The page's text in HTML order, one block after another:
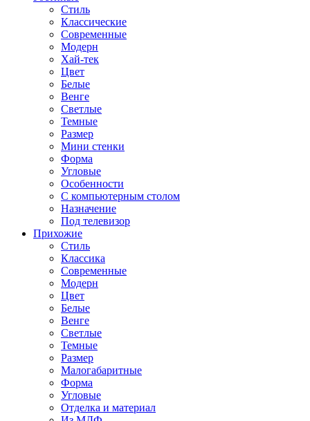
Стиль
Классические
Современные
Модерн
Хай-тек
Цвет
Белые
Венге
Светлые
Темные
Размер
Мини стенки
Форма
Угловые
Особенности
С компьютерным столом
Назначение
Под телевизор
Прихожие
Стиль
Классика
Современные
Модерн
Цвет
Белые
Венге
Светлые
Темные
Размер
Малогабаритные
Форма
Угловые
Отделка и материал